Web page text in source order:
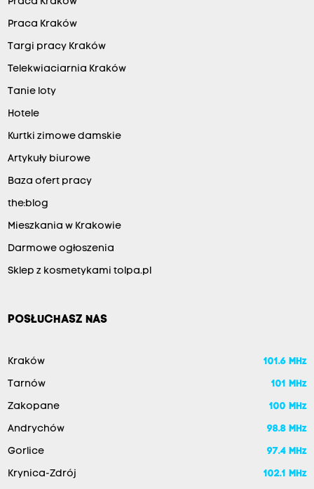
Praca Kraków
Targi pracy Kraków
Telekwiaciarnia Kraków
Tanie loty
Hotele
Kurtki zimowe damskie
Artykuły biurowe
Baza ofert pracy
the:blog
Mieszkania w Krakowie
Darmowe ogłoszenia
Sklep z kosmetykami tolpa.pl
POSŁUCHASZ NAS
Kraków 101.6 MHz
Tarnów 101 MHz
Zakopane 100 MHz
Andrychów 98.8 MHz
Gorlice 97.4 MHz
Krynica-Zdrój 102.1 MHz